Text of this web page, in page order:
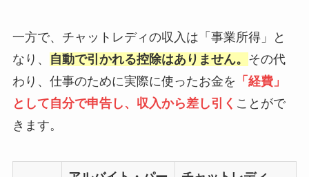
一方で、チャットレディの収入は「事業所得」と
なり、
自動で引かれる控除はありません。 その代
わり、仕事のために実際に使ったお金を 「経費」
として自分で申告し、収入から差し引く ことがで
きます。